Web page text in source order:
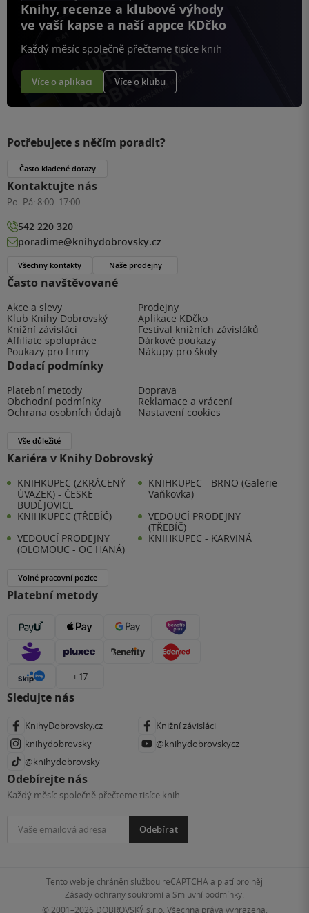
Knihy, recenze a klubové výhody
ve vaší kapse a naší appce KDčko
Každý měsíc společně přečteme tisíce knih
Více o aplikaci Více o klubu
Často navštěvované
Akce a slevy
Prodejny
Klub Knihy Dobrovský
Aplikace KDčko
Knižní závisláci
Festival knižních závisláků
Affiliate spolupráce
Dárkové poukazy
Poukazy pro firmy
Nákupy pro školy
Dodací podmínky
Platební metody
Doprava
Obchodní podmínky
Reklamace a vrácení
Ochrana osobních údajů
Nastavení cookies
Vše důležité
Kariéra v Knihy Dobrovský
KNIHKUPEC (ZKRÁCENÝ
ÚVAZEK) - ČESKÉ
BUDĚJOVICE
KNIHKUPEC - BRNO (Galerie
Vaňkovka)
KNIHKUPEC (TŘEBÍČ)
VEDOUCÍ PRODEJNY
(TŘEBÍČ)
VEDOUCÍ PRODEJNY
(OLOMOUC - OC HANÁ)
KNIHKUPEC - KARVINÁ
Volné pracovní pozice
Platební metody
+ 17
Sledujte nás
KnihyDobrovsky.cz
Knižní závisláci
knihydobrovsky
@knihydobrovskycz
@knihydobrovsky
Odebírejte nás
Každý měsíc společně přečteme tisíce knih
Odebírat
Potřebujete s něčím poradit?
Často kladené dotazy
Kontaktujte nás
Po–Pá: 8:00–17:00
542 220 320
poradime@knihydobrovsky.cz
Všechny kontakty Naše prodejny
Tento web je chráněn službou reCAPTCHA a platí pro něj
Zásady ochrany soukromía Smluvní podmínky.
© 2001–2026 DOBROVSKÝ s.r.o. Všechna práva vyhrazena.